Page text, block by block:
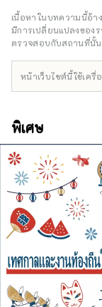
***
เข้า
แห่ง
ประ
กา
หลา
เศร
อง
(จำ
สุขภ
อา
ku,
**
เนื้อหาในบทความนี้อ้า
มีการเปลี่ยนแปลงของ
ตรวจสอบกับสถานที่นั้
หน้าเว็บไซต์นี้ใช้เค
พิเศษ